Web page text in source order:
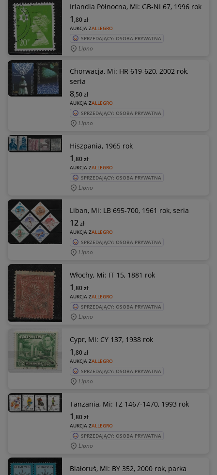
Irlandia Północna, Mi: GB-NI 67, 1996 rok
AUKCJA ZALLEGRO
1 ,80zł
SPRZEDAJĄCY: OSOBA PRYWATNA
Lipno
Chorwacja, Mi: HR 619-620, 2002 rok,
seria
AUKCJA ZALLEGRO
8,50zł
SPRZEDAJĄCY: OSOBA PRYWATNA
Lipno
Hiszpania, 1965 rok
AUKCJA ZALLEGRO
1 ,80zł
SPRZEDAJĄCY: OSOBA PRYWATNA
Lipno
Liban, Mi: LB 695-700, 1961 rok, seria
AUKCJA ZALLEGRO
12zł
SPRZEDAJĄCY: OSOBA PRYWATNA
Lipno
Włochy, Mi: IT 15, 1881 rok
AUKCJA ZALLEGRO
1 ,80zł
SPRZEDAJĄCY: OSOBA PRYWATNA
Lipno
Cypr, Mi: CY 137, 1938 rok
AUKCJA ZALLEGRO
1 ,80zł
SPRZEDAJĄCY: OSOBA PRYWATNA
Lipno
Tanzania, Mi: TZ 1467-1470, 1993 rok
AUKCJA ZALLEGRO
1 ,80zł
SPRZEDAJĄCY: OSOBA PRYWATNA
Lipno
Białoruś, Mi: BY 352, 2000 rok, parka